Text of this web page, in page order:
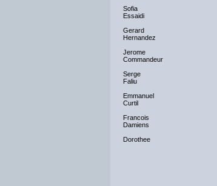
Sofia
Essaidi
Gerard
Hernandez
Jerome
Commandeur
Serge
Faliu
Emmanuel
Curtil
Francois
Damiens
Dorothee